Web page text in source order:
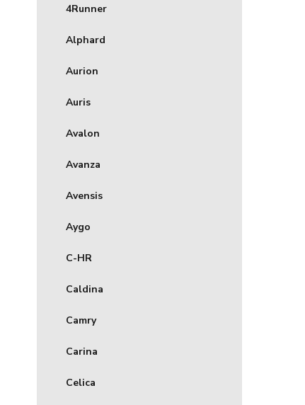
4Runner
Alphard
Aurion
Auris
Avalon
Avanza
Avensis
Aygo
C-HR
Caldina
Camry
Carina
Celica